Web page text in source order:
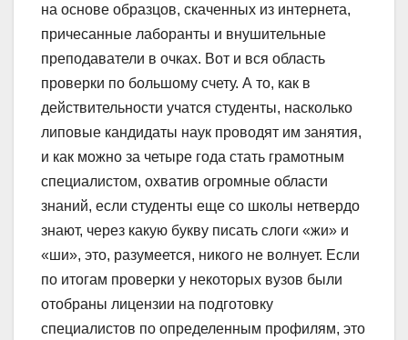
на основе образцов, скаченных из интернета,
причесанные лаборанты и внушительные
преподаватели в очках. Вот и вся область
проверки по большому счету. А то, как в
действительности учатся студенты, насколько
липовые кандидаты наук проводят им занятия,
и как можно за четыре года стать грамотным
специалистом, охватив огромные области
знаний, если студенты еще со школы нетвердо
знают, через какую букву писать слоги «жи» и
«ши», это, разумеется, никого не волнует. Если
по итогам проверки у некоторых вузов были
отобраны лицензии на подготовку
специалистов по определенным профилям, это